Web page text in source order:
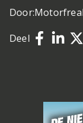
Door:
Deel